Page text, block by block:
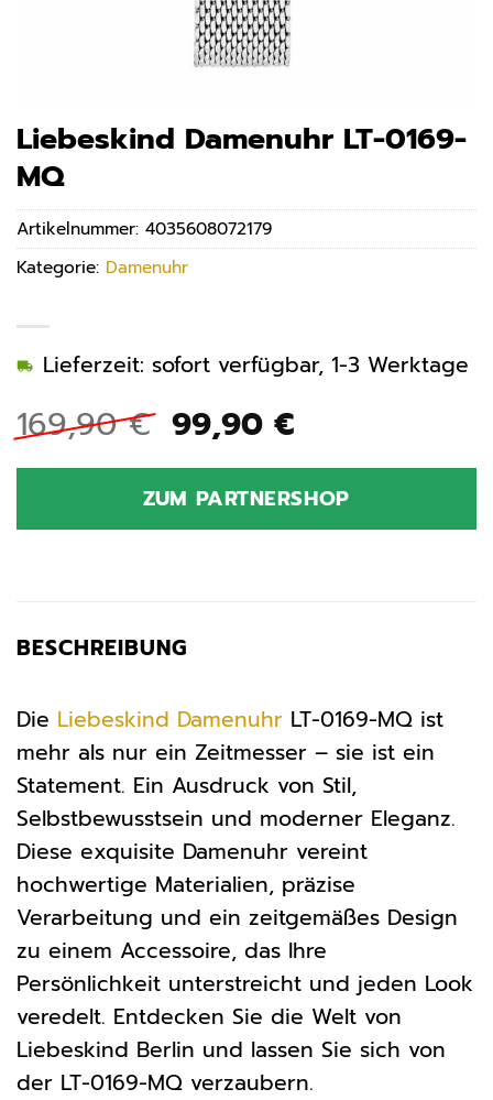
Liebeskind Damenuhr LT-0169-
MQ
169,90€ Ursprünglicher
Preis
war:
169,90 €
99,90 €Aktueller
ist:
99,90 €.
Lieferzeit: sofort verfügbar, 1-3 Werktage
ZUM PARTNERSHOP
Artikelnummer: 4035608072179
Kategorie: Damenuhr
BESCHREIBUNG
Die Liebeskind Damenuhr LT-0169-MQ ist
mehr als nur ein Zeitmesser – sie ist ein
Statement. Ein Ausdruck von Stil,
Selbstbewusstsein und moderner Eleganz.
Diese exquisite Damenuhr vereint
hochwertige Materialien, präzise
Verarbeitung und ein zeitgemäßes Design
zu einem Accessoire, das Ihre
Persönlichkeit unterstreicht und jeden Look
veredelt. Entdecken Sie die Welt von
Liebeskind Berlin und lassen Sie sich von
der LT-0169-MQ verzaubern.